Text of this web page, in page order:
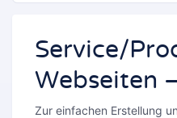
Service/
Webseiten
Zur einfachen Erstellung